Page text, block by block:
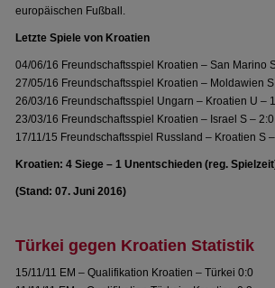
europäischen Fußball.
Letzte Spiele von Kroatien
04/06/16 Freundschaftsspiel Kroatien – San Marino
27/05/16 Freundschaftsspiel Kroatien – Moldawien
26/03/16 Freundschaftsspiel Ungarn – Kroatien U –
23/03/16 Freundschaftsspiel Kroatien – Israel S – 2:0
17/11/15 Freundschaftsspiel Russland – Kroatien S
Kroatien: 4 Siege – 1 Unentschieden (reg.
(Stand: 07. Juni 2016)
Türkei gegen Kroatien Statistik
15/11/11 EM – Qualifikation Kroatien – Türkei 0:0